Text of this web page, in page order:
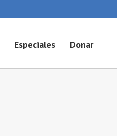
Especiales Donar